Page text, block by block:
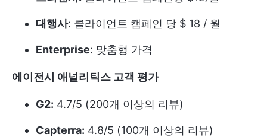
대행사: 클라이언트 캠페인 당 $ 18 / 월
Enterprise: 맞춤형 가격
에이전시 애널리틱스 고객 평가
G2: 4.7/5 (200개 이상의 리뷰)
Capterra: 4.8/5 (100개 이상의 리뷰)